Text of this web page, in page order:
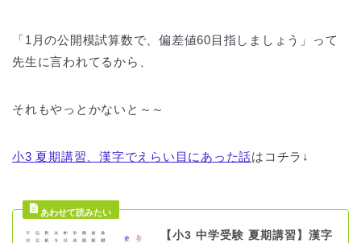
「1月の公開模試算数で、偏差値60目指しましょう」って
先生に言われてるから、
それもやっとかないと～～
小3 夏期講習、漢字でえらい目にあった話はコチラ↓
【小3 中学受験 夏期講習】漢字